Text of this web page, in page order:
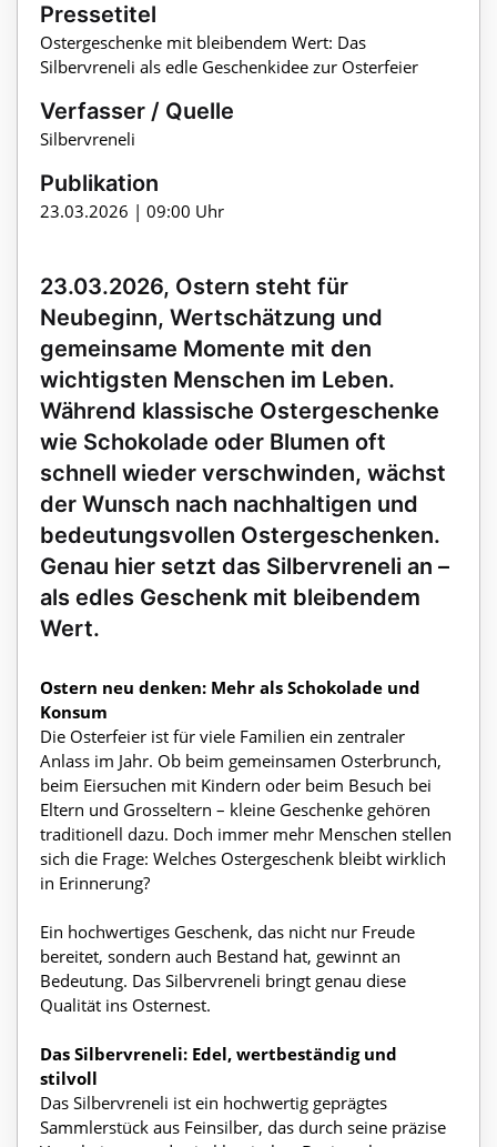
Pressetitel
Ostergeschenke mit bleibendem Wert: Das
Silbervreneli als edle Geschenkidee zur Osterfeier
Verfasser / Quelle
Silbervreneli
Publikation
23.03.2026 | 09:00 Uhr
23.03.2026, Ostern steht für
Neubeginn, Wertschätzung und
gemeinsame Momente mit den
wichtigsten Menschen im Leben.
Während klassische Ostergeschenke
wie Schokolade oder Blumen oft
schnell wieder verschwinden, wächst
der Wunsch nach nachhaltigen und
bedeutungsvollen Ostergeschenken.
Genau hier setzt das Silbervreneli an –
als edles Geschenk mit bleibendem
Wert.
Ostern neu denken: Mehr als Schokolade und
Konsum
Die Osterfeier ist für viele Familien ein zentraler
Anlass im Jahr. Ob beim gemeinsamen Osterbrunch,
beim Eiersuchen mit Kindern oder beim Besuch bei
Eltern und Grosseltern – kleine Geschenke gehören
traditionell dazu. Doch immer mehr Menschen stellen
sich die Frage: Welches Ostergeschenk bleibt wirklich
in Erinnerung?
Ein hochwertiges Geschenk, das nicht nur Freude
bereitet, sondern auch Bestand hat, gewinnt an
Bedeutung. Das Silbervreneli bringt genau diese
Qualität ins Osternest.
Das Silbervreneli: Edel, wertbeständig und
stilvoll
Das Silbervreneli ist ein hochwertig geprägtes
Sammlerstück aus Feinsilber, das durch seine präzise